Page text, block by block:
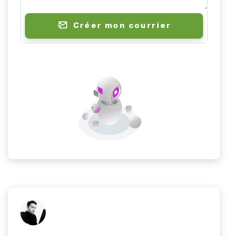
Créer mon courrier